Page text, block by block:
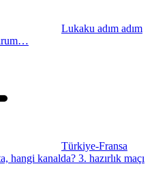
Lukaku adım adım
Türkiye-Fransa
hangi kanalda? 3. hazırlık maçı